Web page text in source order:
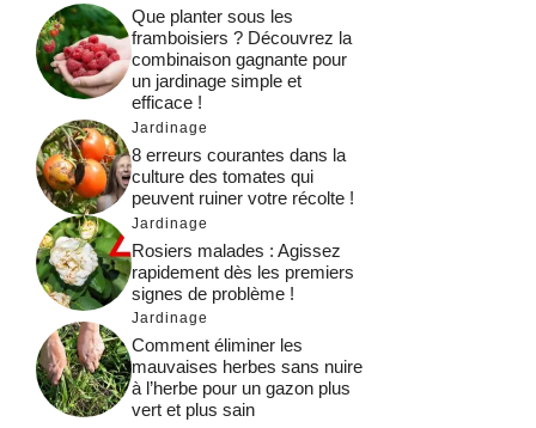
Que planter sous les
framboisiers ? Découvrez la
combinaison gagnante pour
un jardinage simple et
efficace !
Jardinage
8 erreurs courantes dans la
culture des tomates qui
peuvent ruiner votre récolte !
Jardinage
Rosiers malades : Agissez
rapidement dès les premiers
signes de problème !
Jardinage
Comment éliminer les
mauvaises herbes sans nuire
à l’herbe pour un gazon plus
vert et plus sain